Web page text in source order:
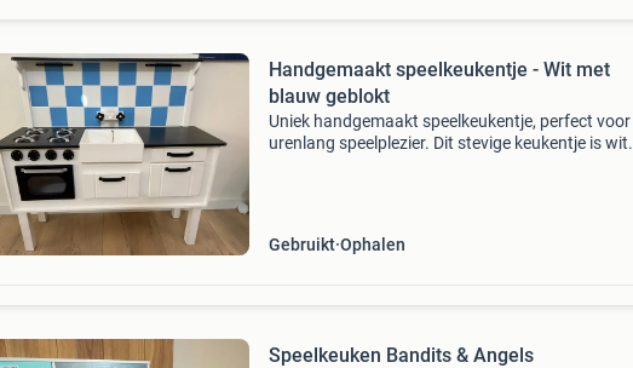
Handgemaakt speelkeukentje - Wit met
blauw geblokt
Uniek handgemaakt speelkeukentje, perfect voor
urenlang speelplezier. Dit stevige keukentje is wit
Gebruikt Ophalen
Speelkeuken Bandits & Angels